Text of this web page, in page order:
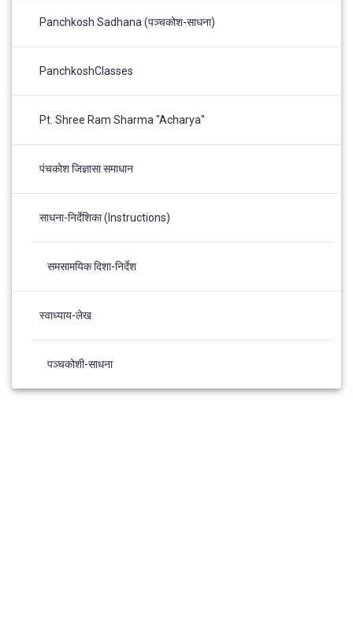
Panchkosh Sadhana (पञ्चकोश-साधना)
PanchkoshClasses
Pt. Shree Ram Sharma "Acharya"
पंचकोश जिज्ञासा समाधान
साधना-निर्देशिका (Instructions)
समसामयिक दिशा-निर्देश
स्वाध्याय-लेख
पञ्चकोशी-साधना